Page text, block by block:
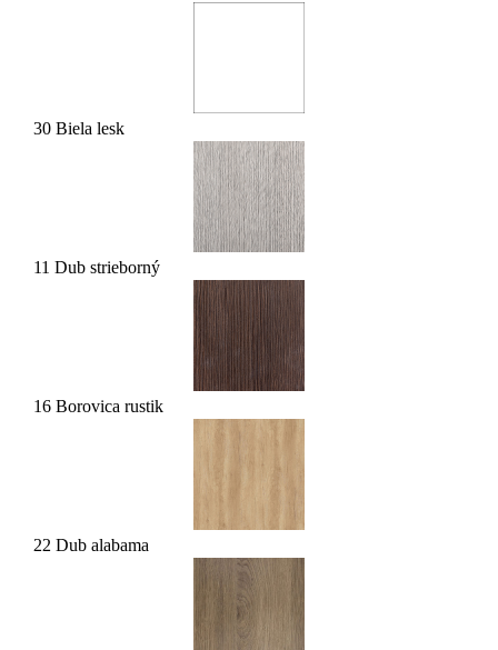
30 Biela lesk
11 Dub strieborný
16 Borovica rustik
22 Dub alabama